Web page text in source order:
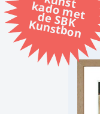
k
d
K4 items.